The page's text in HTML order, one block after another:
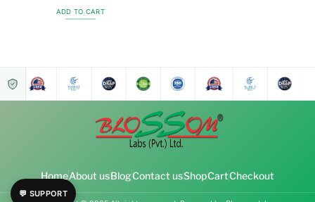
ADD TO CART
💬 SUPPORT
HomeAbout usBlogContact usShopCartCheckout